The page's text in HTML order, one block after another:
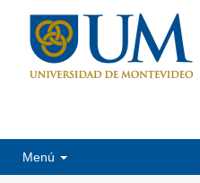
Menú